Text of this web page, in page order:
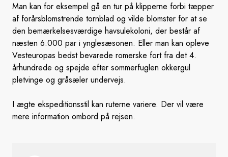
Man kan for eksempel gå en tur på klipperne forbi tæpper
af forårsblomstrende tornblad og vilde blomster for at se
den bemærkelsesværdige havsulekoloni, der består af
næsten 6.000 par i ynglesæsonen. Eller man kan opleve
Vesteuropas bedst bevarede romerske fort fra det 4.
århundrede og spejde efter sommerfuglen okkergul
pletvinge og gråsæler undervejs.
I ægte ekspeditionsstil kan ruterne variere. Der vil være
mere information ombord på rejsen.